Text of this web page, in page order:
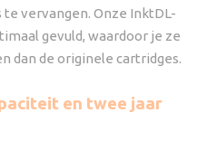
te vervangen. Onze InktDL-
gevuld, waardoor je ze
dan de originele cartridges.
en twee jaar